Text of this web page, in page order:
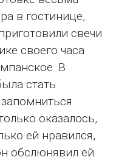
в гостинице,
свечи
своего часа
В
стать
оказалось,
ей нравился,
обслюнявил ей